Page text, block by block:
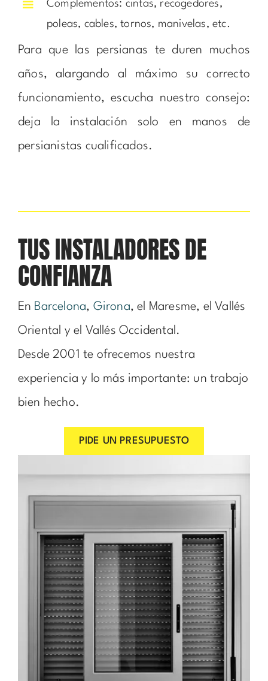
Complementos: cintas, recogedores,
poleas, cables, tornos, manivelas, etc.
Para que las persianas te duren muchos
años, alargando al máximo su correcto
funcionamiento, escucha nuestro consejo:
deja la instalación solo en manos de
persianistas cualificados.
TUS INSTALADORES DE
CONFIANZA
En Barcelona, Girona, el Maresme, el Vallés
Oriental y el Vallés Occidental.
Desde 2001 te ofrecemos nuestra
experiencia y lo más importante: un trabajo
bien hecho.
PIDE UN PRESUPUESTO